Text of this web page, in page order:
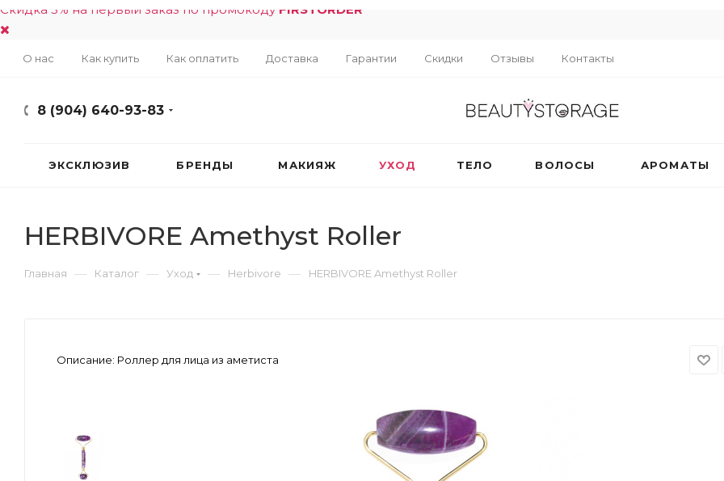
Скидка 5% на первый заказ по промокоду FIRSTORDER
О нас Как купить Как оплатить Доставка Гарантии Скидки Отзывы Контакты
8 (904) 640-93-83
ЭКСКЛЮЗИВ БРЕНДЫ МАКИЯЖ УХОД ТЕЛО ВОЛОСЫ АРОМАТЫ
HERBIVORE Amethyst Roller
Главная — Каталог — Уход — Herbivore — HERBIVORE Amethyst Roller
Описание: Роллер для лица из аметиста